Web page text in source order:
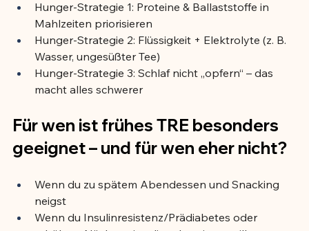
Hunger-Strategie 1: Proteine & Ballaststoffe in
Mahlzeiten priorisieren
Hunger-Strategie 2: Flüssigkeit + Elektrolyte (z. B.
Wasser, ungesüßter Tee)
Hunger-Strategie 3: Schlaf nicht „opfern“ – das
macht alles schwerer
Für wen ist frühes TRE besonders
geeignet – und für wen eher nicht?
Wenn du zu spätem Abendessen und Snacking
neigst
Wenn du Insulinresistenz/Prädiabetes oder